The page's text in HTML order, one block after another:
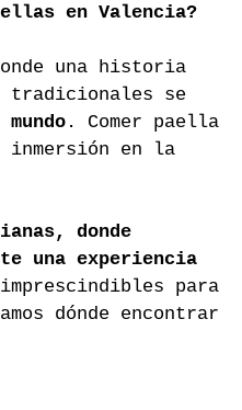
en Valencia?
una historia
tradicionales se
. Comer paella
en la
donde
una experiencia
para
dónde encontrar